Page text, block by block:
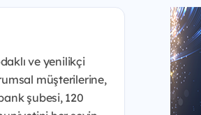
ve yenilikçi
müşterilerine,
şubesi, 120